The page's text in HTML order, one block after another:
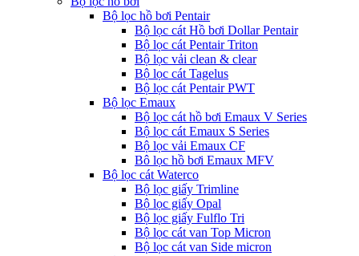
Bộ lọc hồ bơi Pentair
Bộ lọc cát Hồ bơi Dollar Pentair
Bộ lọc cát Pentair Triton
Bộ lọc vải clean & clear
Bộ lọc cát Tagelus
Bộ lọc cát Pentair PWT
Bộ lọc Emaux
Bộ lọc cát hồ bơi Emaux V Series
Bộ lọc cát Emaux S Series
Bộ lọc vải Emaux CF
Bô lọc hồ bơi Emaux MFV
Bộ lọc cát Waterco
Bộ lọc giấy Trimline
Bộ lọc giấy Opal
Bộ lọc giấy Fulflo Tri
Bộ lọc cát van Top Micron
Bộ lọc cát van Side micron